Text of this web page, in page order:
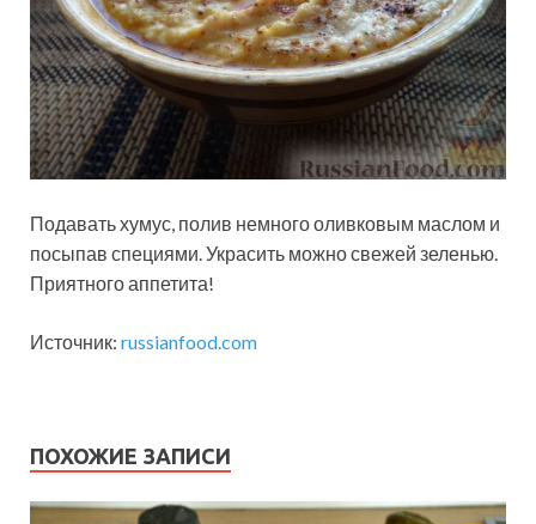
Подавать хумус, полив немного оливковым маслом и
посыпав специями. Украсить можно свежей зеленью.
Приятного аппетита!
Источник: russianfood.com
ПОХОЖИЕ ЗАПИСИ